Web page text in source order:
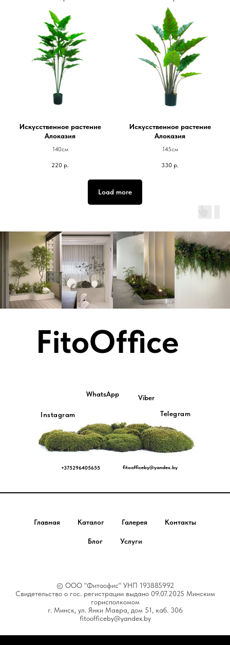
Искусственное растение
Алоказия
140см
220 р.
Искусственное растение
Алоказия
145см
330 р.
Load more
FitoOffice
+375296405655 fitoofficeby@yandex.by
Telegram
WhatsApp
Instagram
Viber
Главная Каталог Галерея Контакты
Блог Услуги
© ООО "Фитоофис" УНП 193885992
Свидетельство о гос. регистрации выдано 09.07.2025 Минским
горисполкомом
г. Минск, ул. Янки Мавра, дом 51, каб. 306
fitoofficeby@yandex.by